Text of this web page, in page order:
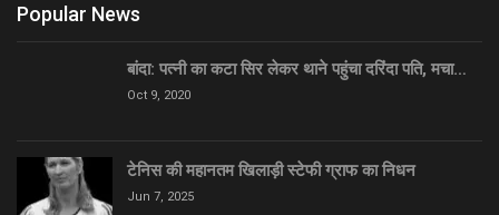
Popular News
बांदा: पत्नी का कटा सिर लेकर थाने पहुंचा दरिंदा पति, मचा…
Oct 9, 2020
टेनिस की महानतम खिलाड़ी स्टेफी ग्राफ का निधन
Jun 7, 2025